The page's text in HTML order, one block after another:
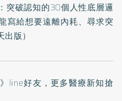
突破認知的30個人性底層邏
寫給想要遠離內耗、尋求突
出版）
line好友 ，更多醫療新知搶